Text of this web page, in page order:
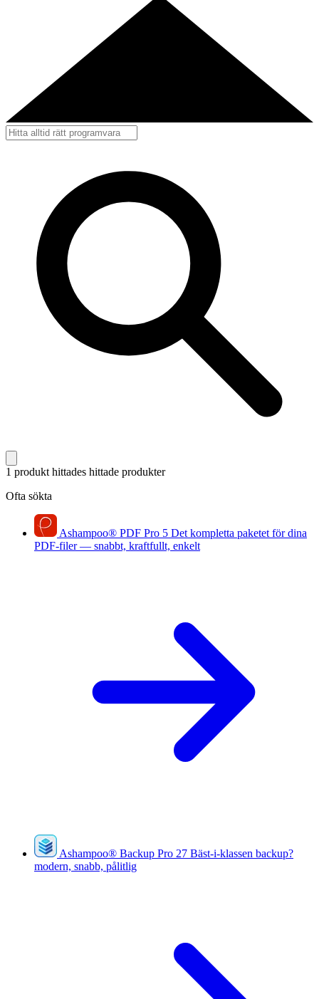
1 produkt hittades hittade produkter
Ofta sökta
Ashampoo® PDF Pro 5 Det kompletta paketet för dina
PDF-filer — snabbt, kraftfullt, enkelt
Ashampoo® Backup Pro 27 Bäst-i-klassen backup?
modern, snabb, pålitlig